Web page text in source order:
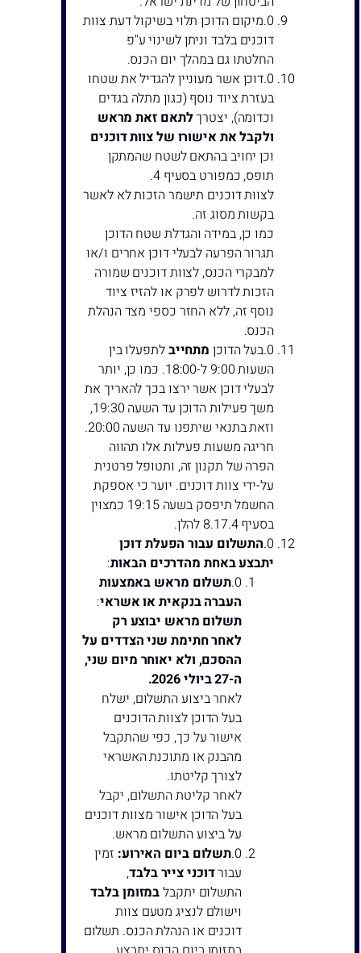
מיקום הדוכן תלוי בשיקול דעת צוות
דוכנים בלבד וניתן לשינוי ע"פ
החלטתו גם במהלך יום הכנס.
דוכן אשר מעוניין להגדיל את שטחו
בעזרת ציוד נוסף (כגון מתלה בגדים
וכדומה), יצטרךלתאם זאת מראש
ולקבל את אישורו של צוות דוכנים
וכן יחויב בהתאם לשטח שהמתקן
תופס, כמפורט בסעיף 4.
לצוות דוכנים תישמר הזכות לא לאשר
בקשות מסוג זה.
כמו כן, במידה והגדלת שטח הדוכן
תגרור הפרעה לבעלי דוכן אחרים ו/או
למבקרי הכנס, לצוות דוכנים שמורה
הזכות לדרוש לפרק או להזיז ציוד
נוסף זה, ללא החזר כספי מצד הנהלת
הכנס.
בעל הדוכן מתחייבלתפעלו בין
השעות 9:00 ל-18:00. כמו כן, יותר
לבעלי דוכן אשר ירצו בכך להאריך את
משך פעילות הדוכן עד השעה 19:30,
וזאת בתנאי שיתפנו עד השעה 20:00.
חריגה משעות פעילות אלו תהווה
הפרה של תקנון זה, ותטופל פרטנית
על-ידי צוות דוכנים. יוער כי אספקת
החשמל תיפסק בשעה 19:15 כמצוין
בסעיף 8.17.4 להלן.
התשלום עבור הפעלת דוכן
יתבצע באחת מהדרכים הבאות:
תשלום מראש באמצעות
העברה בנקאית או אשראי:
תשלום מראש יבוצע רק
לאחר חתימת שני הצדדים על
ההסכם, ולא יאוחר מיום שני,
ה-27 ביולי 2026.
לאחר ביצוע התשלום, ישלח
בעל הדוכן לצוות הדוכנים
אישור על כך, כפי שהתקבל
מהבנק או מתוכנת האשראי
לצורך קליטתו.
לאחר קליטת התשלום, יקבל
בעל הדוכן אישור מצוות דוכנים
על ביצוע התשלום מראש.
תשלום ביום האירוע: זמין
עבורדוכני צייר בלבד,
התשלום יתקבלבמזומן בלבד
וישולם לנציג מטעם צוות
דוכנים או הנהלת הכנס. תשלום